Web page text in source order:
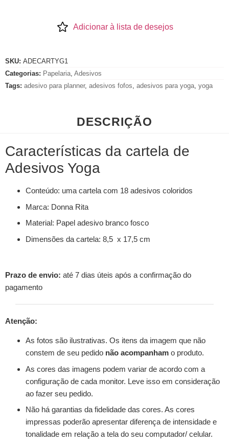
Adicionar à lista de desejos
SKU: ADECARTYG1
Categorias: Papelaria, Adesivos
Tags: adesivo para planner, adesivos fofos, adesivos para yoga, yoga
DESCRIÇÃO
Características da cartela de
Adesivos Yoga
Conteúdo: uma cartela com 18 adesivos coloridos
Marca: Donna Rita
Material: Papel adesivo branco fosco
Dimensões da cartela: 8,5 x 17,5 cm
Prazo de envio: até 7 dias úteis após a confirmação do
pagamento
Atenção:
As fotos são ilustrativas. Os itens da imagem que não
constem de seu pedido não acompanham o produto.
As cores das imagens podem variar de acordo com a
configuração de cada monitor. Leve isso em consideração
ao fazer seu pedido.
Não há garantias da fidelidade das cores. As cores
impressas poderão apresentar diferença de intensidade e
tonalidade em relação a tela do seu computador/ celular.